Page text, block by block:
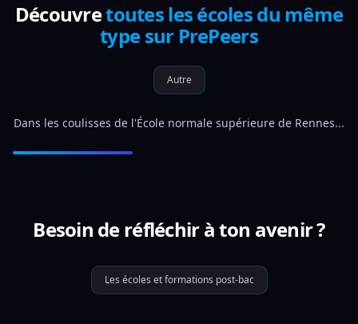
Découvretoutes les écoles du même
type sur PrePeers
Autre
Dans les coulisses de l'École normale supérieure de Rennes...
Besoin de réfléchir à ton avenir ?
Les écoles et formations post-bac